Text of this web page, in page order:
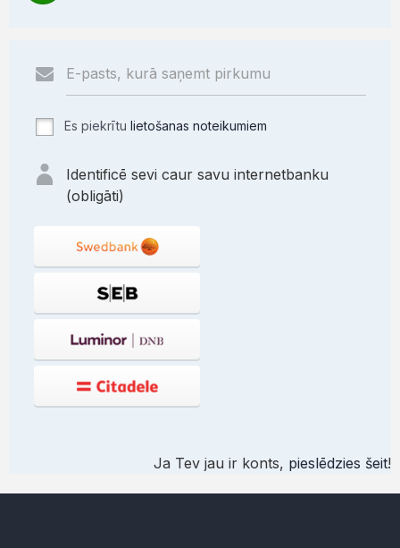
Es piekrītu lietošanas noteikumiem
Identificē sevi caur savu internetbanku
(obligāti)
Ja Tev jau ir konts, pieslēdzies šeit!